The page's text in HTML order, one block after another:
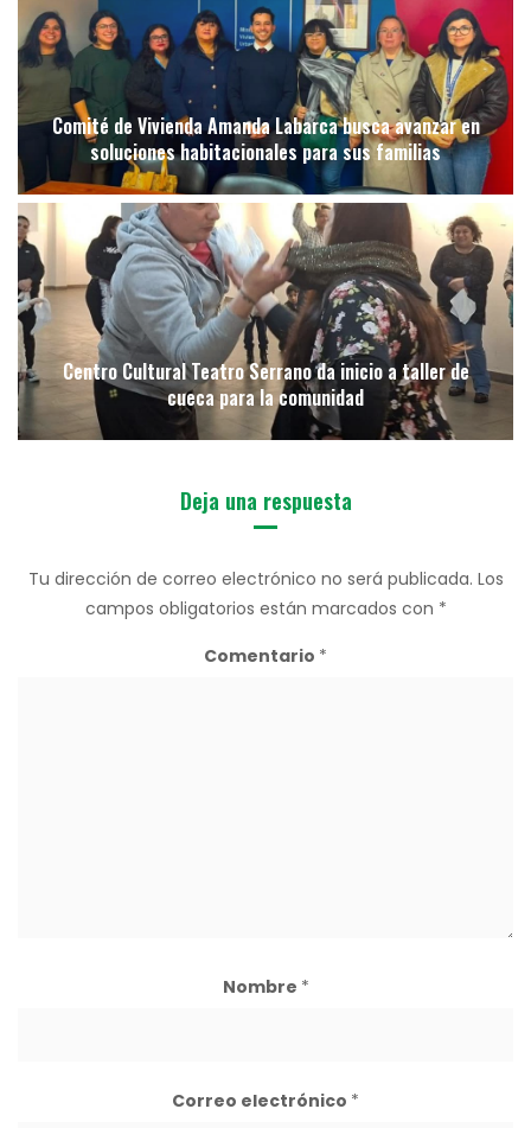
Comité de Vivienda Amanda Labarca busca avanzar en
soluciones habitacionales para sus familias
Centro Cultural Teatro Serrano da inicio a taller de
cueca para la comunidad
Deja una respuesta
Tu dirección de correo electrónico no será publicada. Los
campos obligatorios están marcados con *
Comentario *
Nombre *
Correo electrónico *